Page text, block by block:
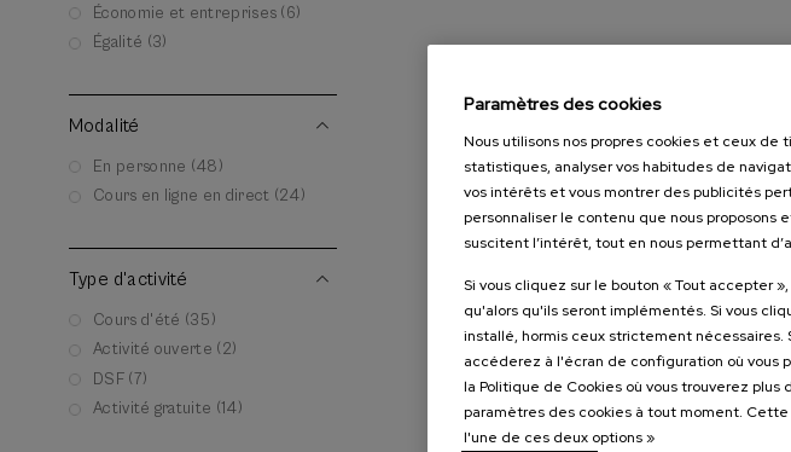
Économie et entreprises (6)
Égalité (3)
Modalité
En personne (48)
Cours en ligne en direct (24)
Type d'activité
Cours d'été (35)
Activité ouverte (2)
DSF (7)
Activité gratuite (14)
Paramètres des cookies
Nous utilisons nos propres cookies et ceux de
statistiques, analyser vos habitudes de
vos intérêts et vous montrer des publicités
personnaliser le contenu que nous proposons
suscitent l’intérêt, tout en nous permettant
Si vous cliquez sur le bouton « Tout accepter
qu'alors qu'ils seront implémentés. Si vous
installé, hormis ceux strictement nécessaires.
accéderez à l'écran de configuration où vous
la Politique de Cookies où vous trouverez
paramètres des cookies à tout moment.
l'une de ces deux options »